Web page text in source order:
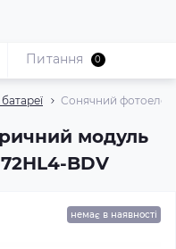
Сонячний
модуль
BDV
Питання 0
немає в наявності